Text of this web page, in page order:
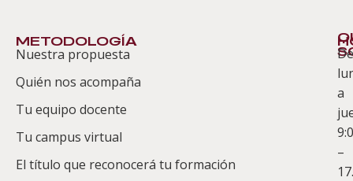
METODOLOGÍA
Nuestra propuesta
Quién nos acompaña
Tu equipo docente
Tu campus virtual
El título que reconocerá tu formación
Te
De
a
–